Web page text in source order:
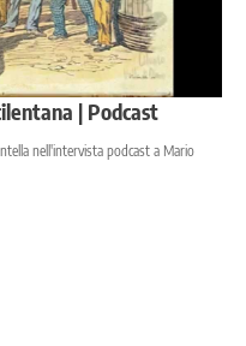
| Podcast
nell'intervista podcast a Mario